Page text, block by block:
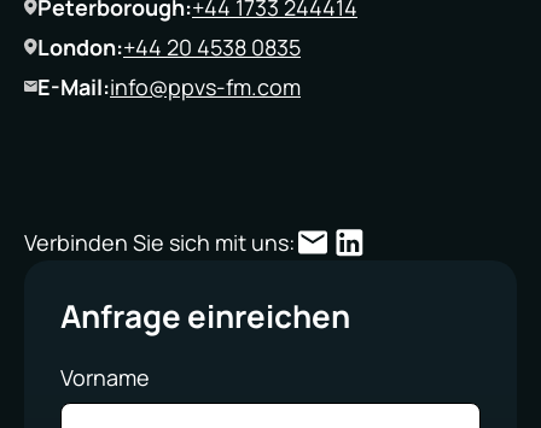
Peterborough:+44 1733 244414
London:+44 20 4538 0835
E-Mail:info@ppvs-fm.com
Verbinden Sie sich mit uns:
Anfrage einreichen
Vorname